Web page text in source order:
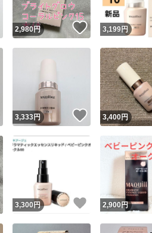
いいね！
2,980円 いいね！
3,199円
いいね！
3,333円 いいね！
3,400円
いいね！
3,300 円 いいね！
2,900円